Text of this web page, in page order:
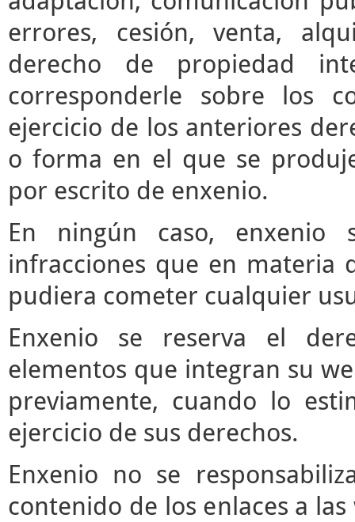
errores, cesión, venta,
derecho de propiedad
corresponderle sobre los
ejercicio de los anteriores
o forma en el que se
por escrito de enxenio.
En ningún caso, enxenio
infracciones que en materia
pudiera cometer cualquier
Enxenio se reserva el
elementos que integran su
previamente, cuando lo
ejercicio de sus derechos.
Enxenio no se
contenido de los enlaces a